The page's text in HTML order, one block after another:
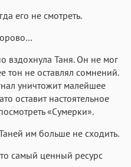
его не смотреть.
вздохнула Таня. Он не мог
тон не оставлял сомнений.
уничтожит малейшее
оставит настоятельное
«Сумерки».
им больше не сходить.
самый ценный ресурс